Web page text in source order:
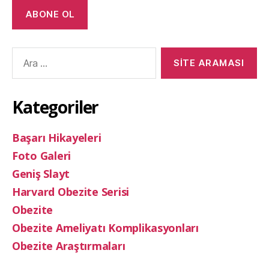
ABONE OL
yap:
Kategoriler
Başarı Hikayeleri
Foto Galeri
Geniş Slayt
Harvard Obezite Serisi
Obezite
Obezite Ameliyatı Komplikasyonları
Obezite Araştırmaları